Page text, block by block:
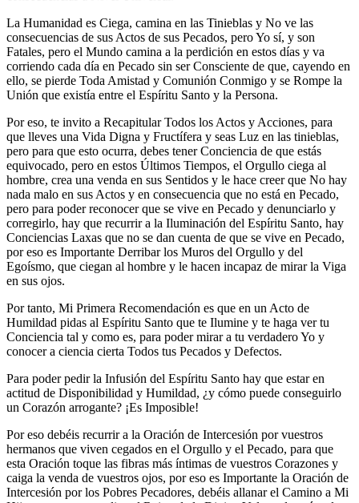
La Humanidad es Ciega, camina en las Tinieblas y No ve las
consecuencias de sus Actos de sus Pecados, pero Yo sí, y son
Fatales, pero el Mundo camina a la perdición en estos días y va
corriendo cada día en Pecado sin ser Consciente de que, cayendo en
ello, se pierde Toda Amistad y Comunión Conmigo y se Rompe la
Unión que existía entre el Espíritu Santo y la Persona.
Por eso, te invito a Recapitular Todos los Actos y Acciones, para
que lleves una Vida Digna y Fructífera y seas Luz en las tinieblas,
pero para que esto ocurra, debes tener Conciencia de que estás
equivocado, pero en estos Últimos Tiempos, el Orgullo ciega al
hombre, crea una venda en sus Sentidos y le hace creer que No hay
nada malo en sus Actos y en consecuencia que no está en Pecado,
pero para poder reconocer que se vive en Pecado y denunciarlo y
corregirlo, hay que recurrir a la Iluminación del Espíritu Santo, hay
Conciencias Laxas que no se dan cuenta de que se vive en Pecado,
por eso es Importante Derribar los Muros del Orgullo y del
Egoísmo, que ciegan al hombre y le hacen incapaz de mirar la Viga
en sus ojos.
Por tanto, Mi Primera Recomendación es que en un Acto de
Humildad pidas al Espíritu Santo que te Ilumine y te haga ver tu
Conciencia tal y como es, para poder mirar a tu verdadero Yo y
conocer a ciencia cierta Todos tus Pecados y Defectos.
Para poder pedir la Infusión del Espíritu Santo hay que estar en
actitud de Disponibilidad y Humildad, ¿y cómo puede conseguirlo
un Corazón arrogante? ¡Es Imposible!
Por eso debéis recurrir a la Oración de Intercesión por vuestros
hermanos que viven cegados en el Orgullo y el Pecado, para que
esta Oración toque las fibras más íntimas de vuestros Corazones y
caiga la venda de vuestros ojos, por eso es Importante la Oración de
Intercesión por los Pobres Pecadores, debéis allanar el Camino a Mi